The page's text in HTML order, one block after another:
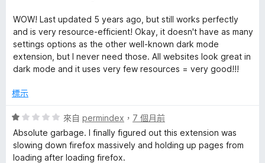
分
WOW! Last updated 5 years ago, but still works perfectly
and is very resource-efficient! Okay, it doesn't have as many
settings options as the other well-known dark mode
extension, but I never need those. All websites look great in
dark mode and it uses very few resources = very good!!!
標示
評
價
1
分
來自 permindex ， 7 個月前
Absolute garbage. I finally figured out this extension was
slowing down firefox massively and holding up pages from
loading after loading firefox.